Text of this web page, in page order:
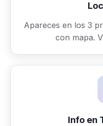
Apareces en los 3
con mapa.
Info en